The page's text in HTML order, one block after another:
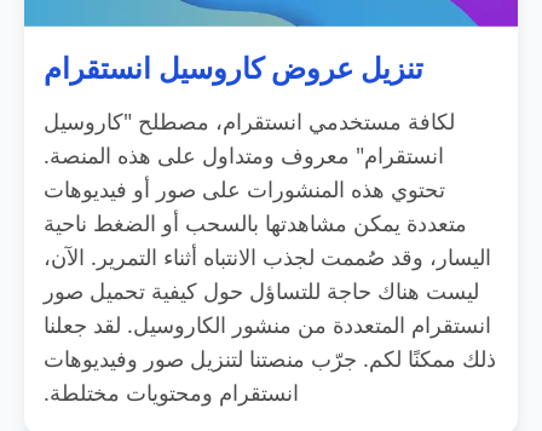
تنزيل عروض كاروسيل انستقرام
لكافة مستخدمي انستقرام، مصطلح "كاروسيل
انستقرام" معروف ومتداول على هذه المنصة.
تحتوي هذه المنشورات على صور أو فيديوهات
متعددة يمكن مشاهدتها بالسحب أو الضغط ناحية
اليسار، وقد صُممت لجذب الانتباه أثناء التمرير. الآن،
ليست هناك حاجة للتساؤل حول كيفية تحميل صور
انستقرام المتعددة من منشور الكاروسيل. لقد جعلنا
ذلك ممكنًا لكم. جرّب منصتنا لتنزيل صور وفيديوهات
انستقرام ومحتويات مختلطة.